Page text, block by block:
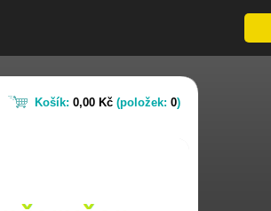
Košík: 0,00 Kč (položek: 0)